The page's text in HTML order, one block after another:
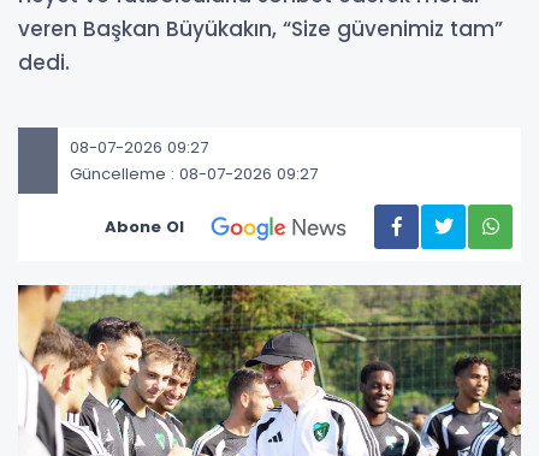
veren Başkan Büyükakın, “Size güvenimiz tam”
dedi.
08-07-2026 09:27
Güncelleme : 08-07-2026 09:27
Abone Ol